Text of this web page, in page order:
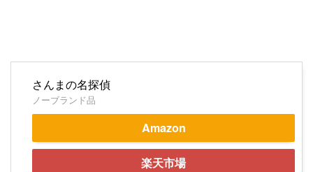
さんまの名探偵
ノーブランド品
Amazon
楽天市場